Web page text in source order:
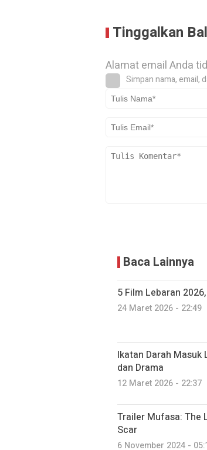
Tinggalkan
Alamat email Anda
Simpan nama, email,
Baca Lainnya
5 Film Lebaran
24 Maret 2026 - 22:49
Ikatan Darah Masuk
dan Drama
12 Maret 2026 - 22:37
Trailer Mufasa: The
Scar
6 November 2024 -